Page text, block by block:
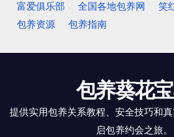
富爱俱乐部 全国各地包养网 笑
包养资源
包养指南
包养葵花
提供实用包养关系教程、安全技巧和
启包养约会之旅。